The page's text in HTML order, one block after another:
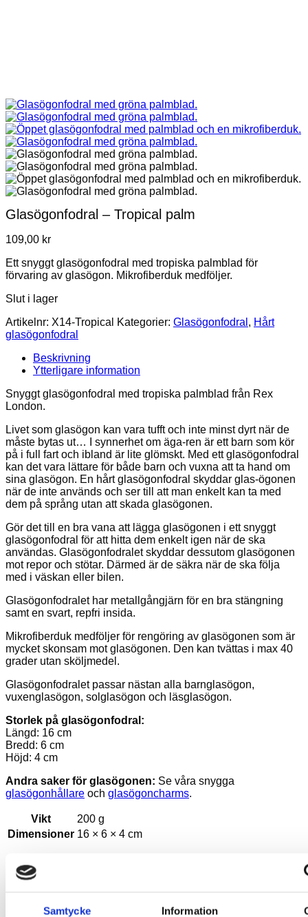
Samtycke Information
Glasögonfodral – Tropical palm
109,00 kr
Ett snyggt glasögonfodral med tropiska palmblad för
förvaring av glasögon. Mikrofiberduk medföljer.
Slut i lager
Artikelnr: X14-Tropical Kategorier: Glasögonfodral , Hårt
glasögonfodral
Beskrivning
Ytterligare information
Snyggt glasögonfodral med tropiska palmblad från Rex
London.
Livet som glasögon kan vara tufft och inte minst dyrt när de
måste bytas ut… I synnerhet om äga-ren är ett barn som kör
på i full fart och ibland är lite glömskt. Med ett glasögonfodral
kan det vara lättare för både barn och vuxna att ta hand om
sina glasögon. En hårt glasögonfodral skyddar glas-ögonen
när de inte används och ser till att man enkelt kan ta med
dem på språng utan att skada glasögonen.
Gör det till en bra vana att lägga glasögonen i ett snyggt
glasögonfodral för att hitta dem enkelt igen när de ska
användas. Glasögonfodralet skyddar dessutom glasögonen
mot repor och stötar. Därmed är de säkra när de ska följa
med i väskan eller bilen.
Glasögonfodralet har metallgångjärn för en bra stängning
samt en svart, repfri insida.
Mikrofiberduk medföljer för rengöring av glasögonen som är
mycket skonsam mot glasögonen. Den kan tvättas i max 40
grader utan sköljmedel.
Glasögonfodralet passar nästan alla barnglasögon,
vuxenglasögon, solglasögon och läsglasögon.
Storlek på glasögonfodral:
Längd: 16 cm
Bredd: 6 cm
Höjd: 4 cm
Andra saker för glasögonen: Se våra snygga
glasögonhållare och glasögoncharms.
Vikt
200 g
Dimensioner 16 × 6 × 4 cm
Du kanske också gillar …